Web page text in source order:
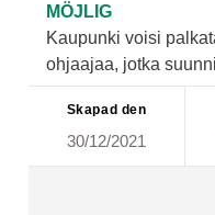
MÖJLIG
Kaupunki voisi
ohjaajaa, jotka
Skapad den
30/12/2021